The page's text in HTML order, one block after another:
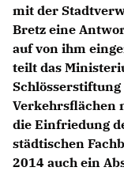
mit der
Bretz eine
auf von ihm
teilt das
Verkehrsflächen
die Einfriedung
städtischen
2014 auch ein